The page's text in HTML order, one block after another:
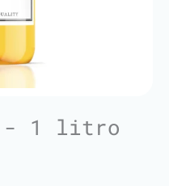
- 1 litro